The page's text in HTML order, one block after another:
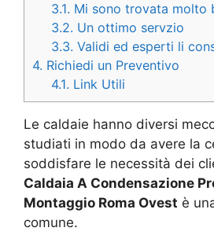
3.1. Mi sono trovata molto
3.2. Un ottimo servzio
3.3. Validi ed esperti li
4. Richiedi un Preventivo
4.1. Link Utili
Le caldaie hanno diversi
studiati in modo da avere la
soddisfare le necessità dei
Caldaia A Condensazione
Montaggio Roma Ovest è
comune.